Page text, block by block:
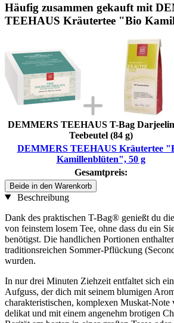
Häufig zusammen gekauft mit
TEEHAUS Kräutertee "Bio
DEMMERS TEEHAUS T-Bag
Teebeutel (84 g)
DEMMERS TEEHAUS Kräutertee
Kamillenblüten", 50 g
Gesamtpreis:
Beide in den Warenkorb
Beschreibung
Dank des praktischen T-Bag® genießt du
von feinstem losem Tee, ohne dass du ein
benötigst. Die handlichen Portionen
traditionsreichen Sommer-Pflückung
wurden.
In nur drei Minuten Ziehzeit entfaltet sich
Aufguss, der dich mit seinem blumigen
charakteristischen, komplexen Muskat-Note
delikat und mit einem angenehm brotigen